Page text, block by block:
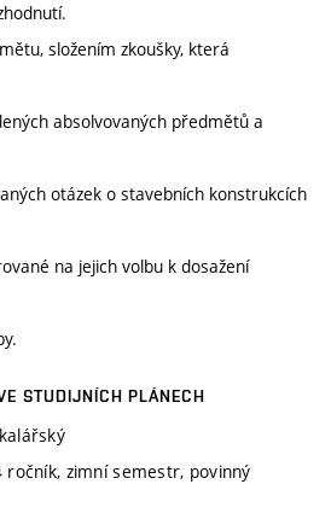
složením zkoušky, která
absolvovaných předmětů a
otázek o stavebních konstrukcích
na jejich volbu k dosažení
STUDIJNÍCH PLÁNECH
ročník, zimní semestr, povinný